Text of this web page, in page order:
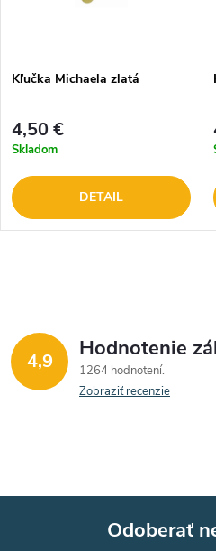
Kľučka Michaela zlatá
4,50 €
Skladom
DETAIL
4,9 Hodnotenie
1264 hodnotení
Zobraziť recenzie
Odoberať